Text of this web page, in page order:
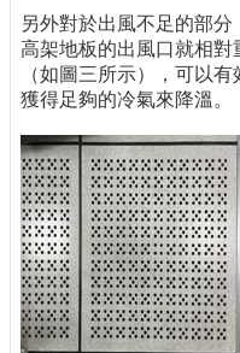
另外對於出風不足的部
高架地板的出風口就相對
（如圖三所示），可以
獲得足夠的冷氣來降溫。